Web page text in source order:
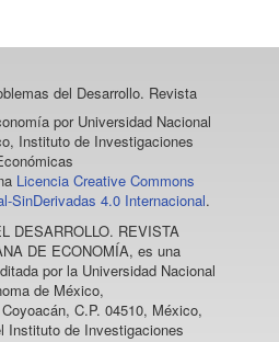
del Desarrollo. Revista
por Universidad Nacional
Instituto de Investigaciones
Licencia Creative Commons
SinDerivadas 4.0 Internacional.
DESARROLLO. REVISTA
DE ECONOMÍA, es una
por la Universidad Nacional
de México,
C.P. 04510, México,
Instituto de Investigaciones